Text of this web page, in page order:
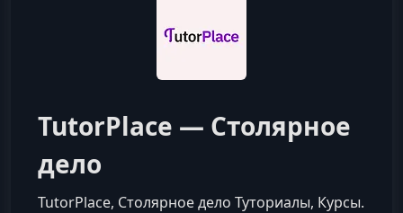
TutorPlace — Столярное
дело
TutorPlace, Столярное дело Туториалы, Курсы.